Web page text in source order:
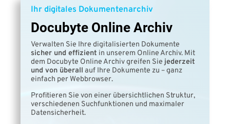
Ihr digitales Dokumentenarchiv
Docubyte Online Archiv
Verwalten Sie Ihre digitalisierten Dokumente
sicher und effizient in unserem Online Archiv. Mit
dem Docubyte Online Archiv greifen Siejederzeit
und von überall auf Ihre Dokumente zu – ganz
einfach per Webbrowser.
Profitieren Sie von einer übersichtlichen Struktur,
verschiedenen Suchfunktionen und maximaler
Datensicherheit.